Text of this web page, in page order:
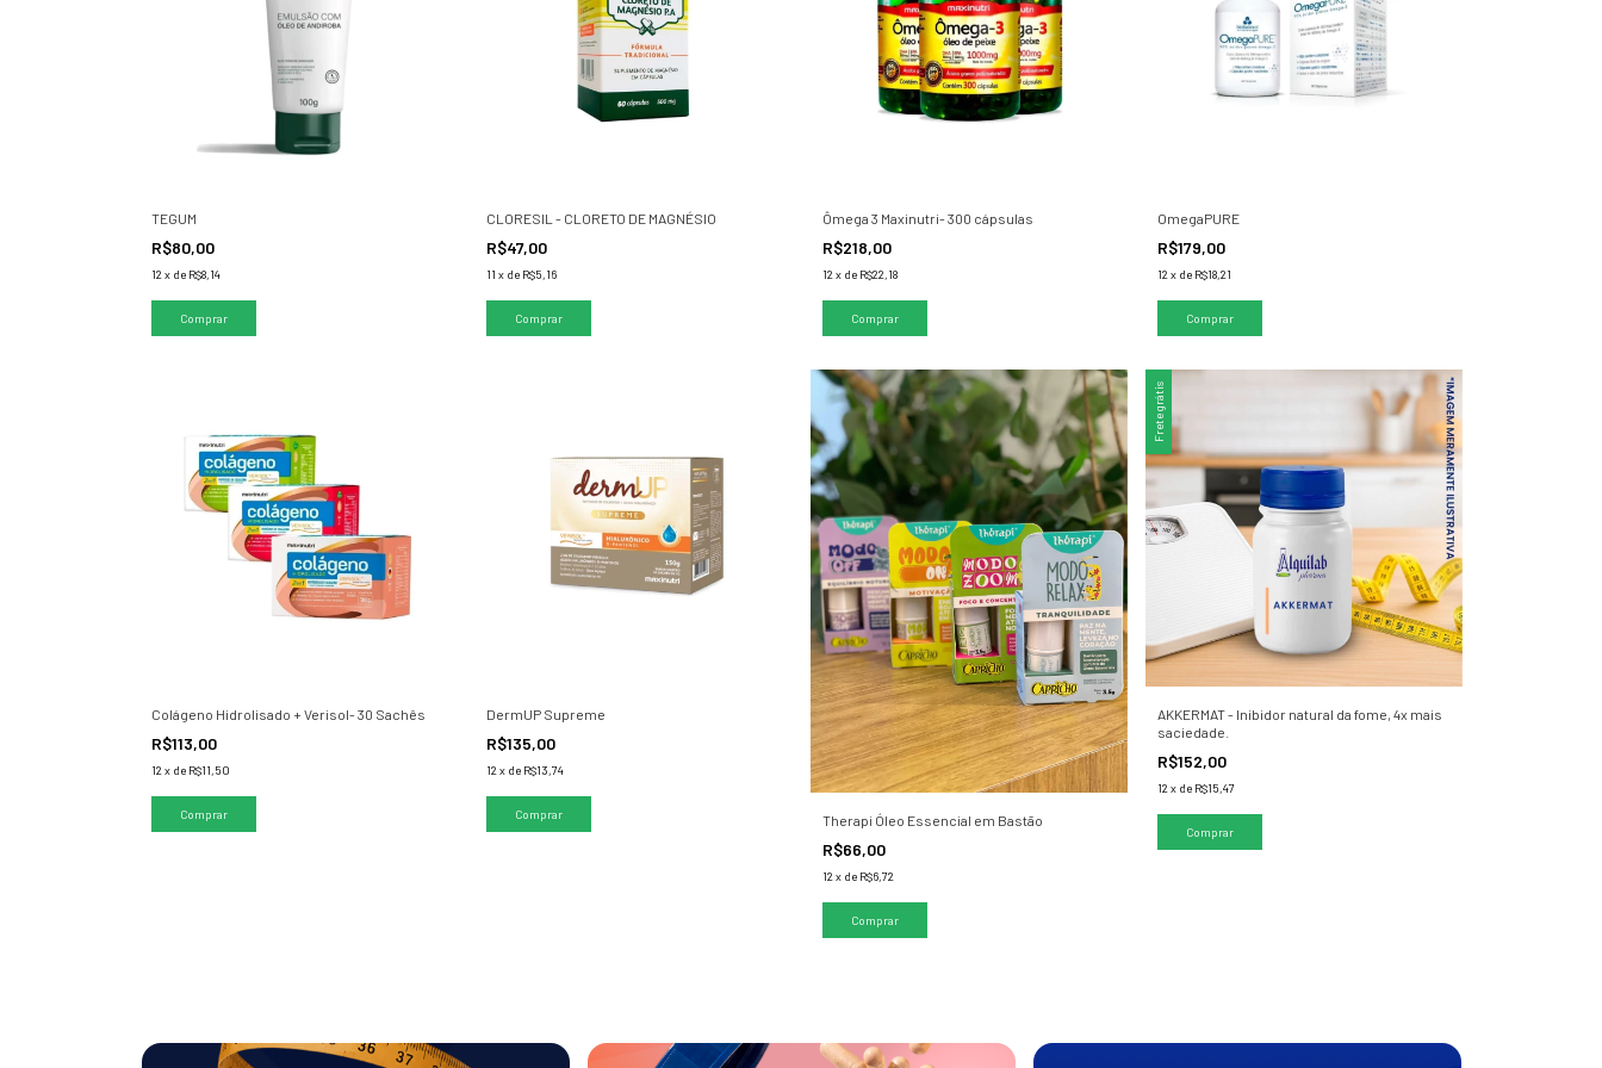
TEGUM
R$80,00
12 x de R$8,14
CLORESIL - CLORETO DE MAGNÉSIO
R$47,00
11 x de R$5,16
Ômega 3 Maxinutri- 300 cápsulas
R$218,00
12 x de R$22,18
OmegaPURE
R$179,00
12 x de R$18,21
Colágeno Hidrolisado + Verisol- 30 Sachês
R$113,00
12 x de R$11,50
DermUP Supreme
R$135,00
12 x de R$13,74
Therapi Óleo Essencial em Bastão
R$66,00
12 x de R$6,72
Frete grátis
AKKERMAT - Inibidor natural da fome, 4x mais
saciedade.
R$152,00
12 x de R$15,47